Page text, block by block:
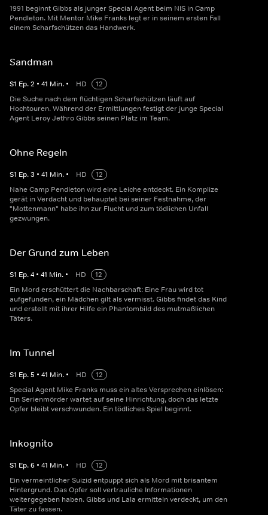
1991 beginnt Gibbs als junger Special Agent beim NIS in Camp
Pendleton. Mit Mentor Mike Franks legt er in seinem ersten Fall
einem Scharfschützen das Handwerk.
Sandman
S1 Ep.2 • 41 Min. • HD
12
Die Suche nach dem flüchtigen Scharfschützen läuft auf
Hochtouren. Während der Ermittlungen festigt der junge Special
Agent Leroy Jethro Gibbs seinen Platz im Team.
Ohne Regeln
S1 Ep.3 • 41 Min. • HD
12
Nahe Camp Pendleton wird eine Leiche entdeckt. Ein Komplize
gerät in Verdacht und behauptet bei seiner Festnahme, der
"Mottenmann" habe ihn zur Flucht und zum tödlichen Unfall
gezwungen.
Der Grund zum Leben
S1 Ep.4 • 41 Min. • HD
12
Ein Mord erschüttert die Nachbarschaft: Eine Frau wird tot
aufgefunden, ein Mädchen gilt als vermisst. Gibbs findet das Kind
und erstellt mit ihrer Hilfe ein Phantombild des mutmaßlichen
Täters.
Im Tunnel
S1 Ep.5 • 41 Min. • HD
12
Special Agent Mike Franks muss ein altes Versprechen einlösen:
Ein Serienmörder wartet auf seine Hinrichtung, doch das letzte
Opfer bleibt verschwunden. Ein tödliches Spiel beginnt.
Inkognito
S1 Ep.6 • 41 Min. • HD
12
Ein vermeintlicher Suizid entpuppt sich als Mord mit brisantem
Hintergrund. Das Opfer soll vertrauliche Informationen
weitergegeben haben. Gibbs und Lala ermitteln verdeckt, um den
Täter zu fassen.